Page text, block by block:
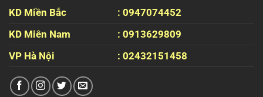
KD Miền Bắc
: 0947074452
KD Miên Nam
: 0913629809
VP Hà Nội
: 02432151458